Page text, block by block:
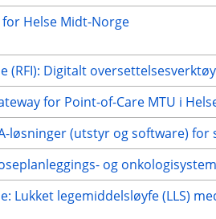
Helse Midt-Norge
(RFI): Digitalt
for Point-of-Care MTU i
løsninger (utstyr og software) for
og
Lukket legemiddelsløyfe (LLS)